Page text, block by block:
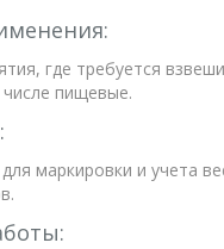
где требуется
пищевые.
маркировки и учета